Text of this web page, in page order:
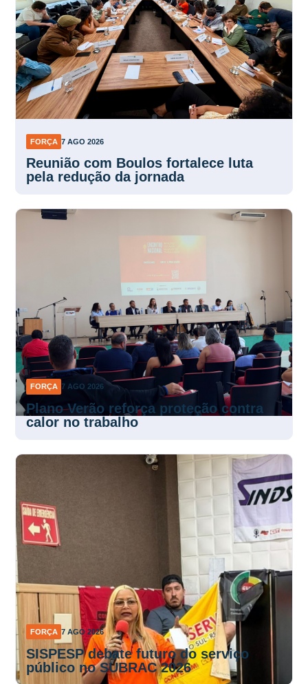
FORÇA 7 AGO 2026
Reunião com Boulos fortalece luta
pela redução da jornada
FORÇA 7 AGO 2026
Plano Verão reforça proteção contra
calor no trabalho
FORÇA 7 AGO 2026
SISPESP debate futuro do serviço
público no SUBRAC 2026